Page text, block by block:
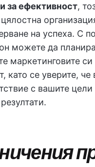
за ефективност,
на успеха. С
можете да
маркетинговите
като се уверите, че
с вашите